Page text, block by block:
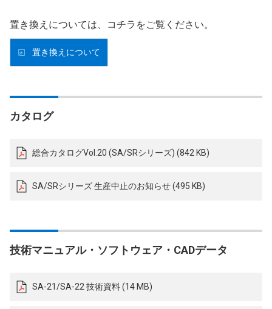
置き換えについては、コチラをご覧ください。
置き換えについて
カタログ
総合カタログVol.20 (SA/SRシリーズ) (842 KB)
SA/SRシリーズ 生産中止のお知らせ (495 KB)
技術マニュアル・ソフトウェア・CADデータ
SA-21/SA-22 技術資料 (14 MB)